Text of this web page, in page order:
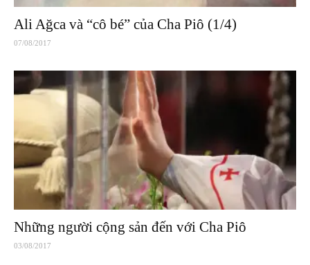
Ali Ağca và “cô bé” của Cha Piô (1/4)
07/08/2017
Những người cộng sản đến với Cha Piô
03/08/2017